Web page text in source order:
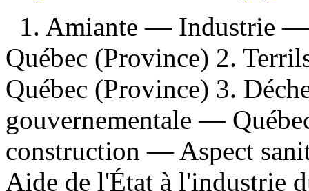
1. Amiante — Industrie
Québec (Province) 2.
Québec (Province) 3.
gouvernementale —
construction — Aspect
Aide de l'État à l'industrie